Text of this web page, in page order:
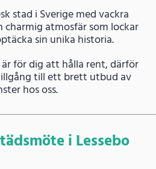
stad i Sverige med vackra
charmig atmosfär som lockar
sin unika historia.
för dig att hålla rent, därför
till ett brett utbud av
hos oss.
i Lessebo